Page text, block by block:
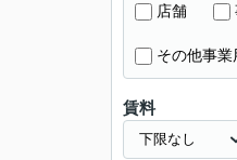
店舗
その他事業
賃料